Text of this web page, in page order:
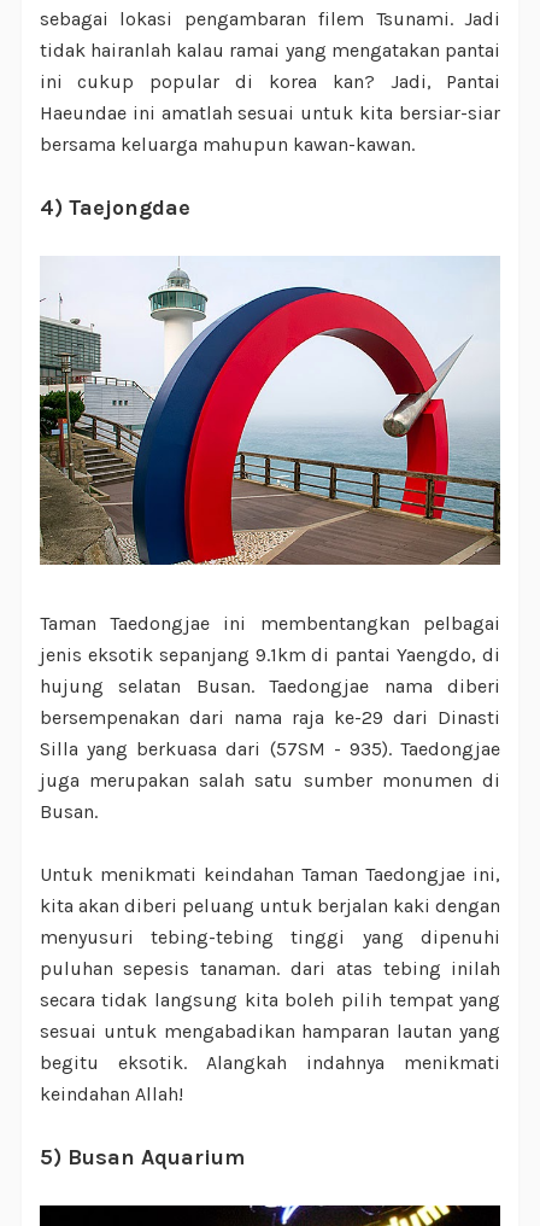
sebagai lokasi pengambaran filem Tsunami. Jadi
tidak hairanlah kalau ramai yang mengatakan pantai
ini cukup popular di korea kan? Jadi, Pantai
Haeundae ini amatlah sesuai untuk kita bersiar-siar
bersama keluarga mahupun kawan-kawan.
4) Taejongdae
Taman Taedongjae ini membentangkan pelbagai
jenis eksotik sepanjang 9.1km di pantai Yaengdo, di
hujung selatan Busan. Taedongjae nama diberi
bersempenakan dari nama raja ke-29 dari Dinasti
Silla yang berkuasa dari (57SM - 935). Taedongjae
juga merupakan salah satu sumber monumen di
Busan.
Untuk menikmati keindahan Taman Taedongjae ini,
kita akan diberi peluang untuk berjalan kaki dengan
menyusuri tebing-tebing tinggi yang dipenuhi
puluhan sepesis tanaman. dari atas tebing inilah
secara tidak langsung kita boleh pilih tempat yang
sesuai untuk mengabadikan hamparan lautan yang
begitu eksotik. Alangkah indahnya menikmati
keindahan Allah!
5) Busan Aquarium